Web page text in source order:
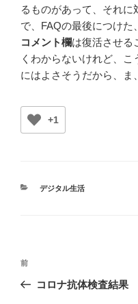
るものがあって、それ
で、FAQの最後につけた、
コメント欄は復活させる
くわからないけれど、
にはよさそうだから、ま
+1
カ
デジタル生活
投
前
の
前
コロナ抗体検査結果